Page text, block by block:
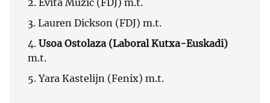
2. Évita Muzic (FDJ) m.t.
3. Lauren Dickson (FDJ) m.t.
4. Usoa Ostolaza (Laboral Kutxa-Euskadi)
m.t.
5. Yara Kastelijn (Fenix) m.t.